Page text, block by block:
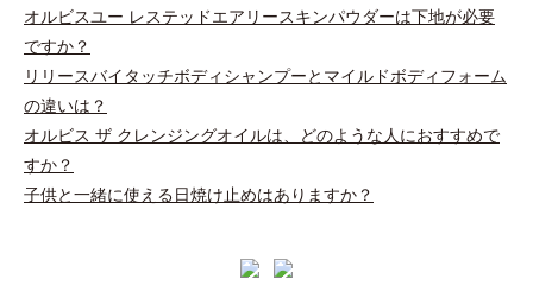
オルビスユー レステッドエアリースキンパウダーは下地が必要
ですか？
リリースバイタッチボディシャンプーとマイルドボディフォーム
の違いは？
オルビス ザ クレンジングオイルは、どのような人におすすめで
すか？
子供と一緒に使える日焼け止めはありますか？